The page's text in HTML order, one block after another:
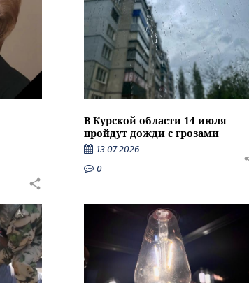
В Курской области 14 июля
пройдут дожди с грозами
13.07.2026
0